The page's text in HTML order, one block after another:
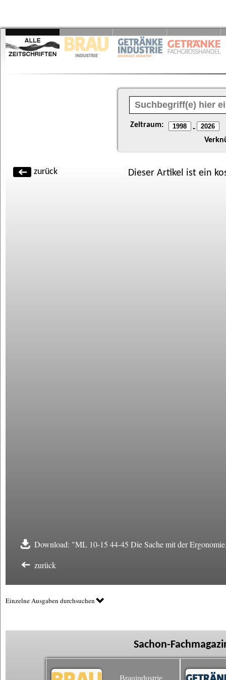
Zeitraum: -
zurück Dieser Artikel ist ein
Download: "ML 10-15 44-45 Die Sache mit der
zurück
Einzelne Ausgaben durchsuchen
Sachon-
Brauindustrie